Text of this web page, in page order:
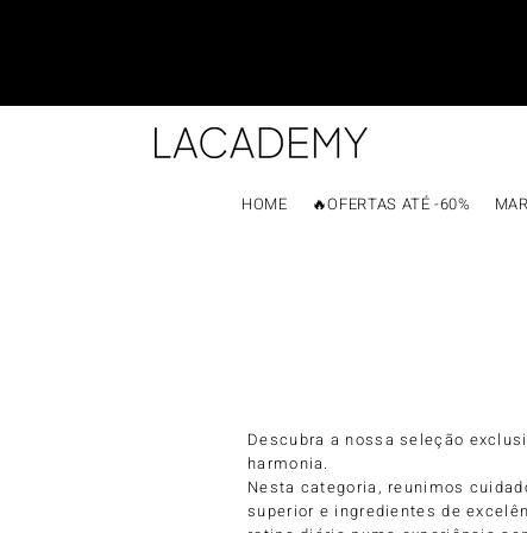
HOME 🔥OFERTAS ATÉ -60%
Descubra a nossa seleção
harmonia.
Nesta categoria, reunimos
superior e ingredientes de